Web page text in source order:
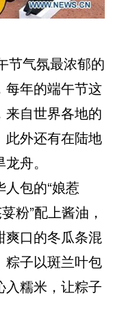
节气氛最浓郁的
每年的端午节这
来自世界各地的
此外还有在陆地
舟。
包的“娘惹
粉”配上酱油，
爽口的冬瓜条混
粽子以斑兰叶包
入糯米，让粽子